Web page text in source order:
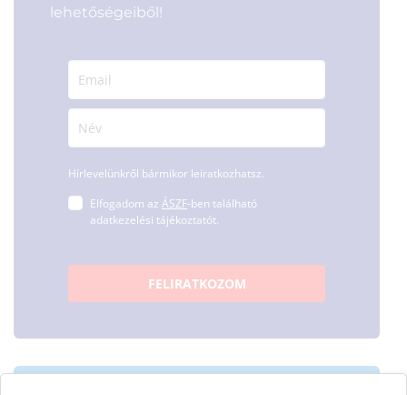
lehetőségeiből!
Hírlevelünkről bármikor leiratkozhatsz.
Elfogadom az ÁSZF-ben található
adatkezelési tájékoztatót.
FELIRATKOZOM